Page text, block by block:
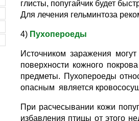
глисты, попугайчик будет
Для лечения гельминтоза
4) Пухопероеды
Источником заражения
поверхности кожного
предметы. Пухопероеды
опасным является
При расчесывании кожи
избавления птицы от этого